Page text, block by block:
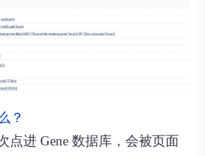
？
点进 Gene 数据库，会被页面